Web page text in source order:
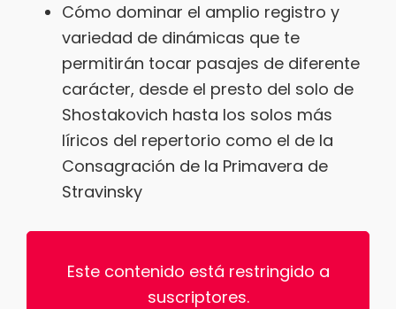
Cómo dominar el amplio registro y
variedad de dinámicas que te
permitirán tocar pasajes de diferente
carácter, desde el presto del solo de
Shostakovich hasta los solos más
líricos del repertorio como el de la
Consagración de la Primavera de
Stravinsky
Este contenido está restringido a
suscriptores.